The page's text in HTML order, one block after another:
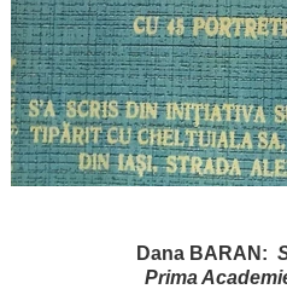
Dana BARAN:
Prima